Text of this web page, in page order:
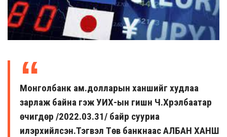
Монголбанк ам.долларын ханшийг худлаа
зарлаж байна гэж УИХ-ын гишүүн Ч.Хүрэлбаатар
өчигдөр /2022.03.31/ байр сууриа
илэрхийлсэн.Тэгвэл Төв банкнаас АЛБАН ХАНШ